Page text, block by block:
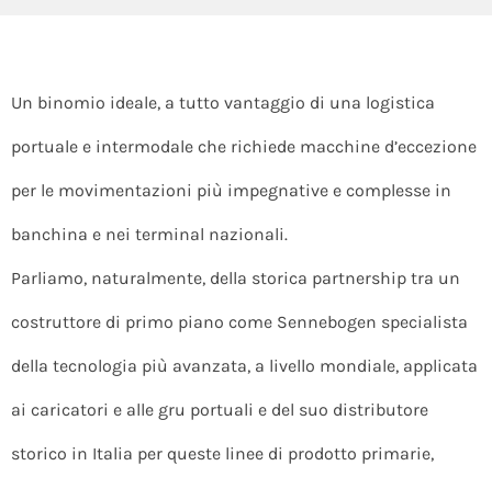
Un binomio ideale, a tutto vantaggio di una logistica
portuale e intermodale che richiede macchine d’eccezione
per le movimentazioni più impegnative e complesse in
banchina e nei terminal nazionali.
Parliamo, naturalmente, della storica partnership tra un
costruttore di primo piano come Sennebogen specialista
della tecnologia più avanzata, a livello mondiale, applicata
ai caricatori e alle gru portuali e del suo distributore
storico in Italia per queste linee di prodotto primarie,